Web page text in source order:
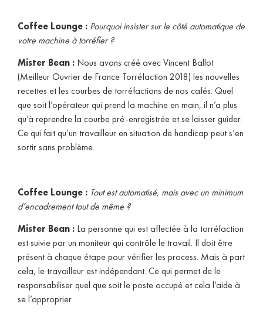
Coffee Lounge : Pourquoi insister sur le côté automatique de
votre machine à torréfier ?
Mister Bean : Nous avons créé avec Vincent Ballot
(Meilleur Ouvrier de France Torréfaction 2018) les nouvelles
recettes et les courbes de torréfactions de nos cafés. Quel
que soit l’opérateur qui prend la machine en main, il n’a plus
qu’à reprendre la courbe pré-enregistrée et se laisser guider.
Ce qui fait qu’un travailleur en situation de handicap peut s’en
sortir sans problème.
Coffee Lounge : Tout est automatisé, mais avec un minimum
d’encadrement tout de même ?
Mister Bean : La personne qui est affectée à la torréfaction
est suivie par un moniteur qui contrôle le travail. Il doit être
présent à chaque étape pour vérifier les process. Mais à part
cela, le travailleur est indépendant. Ce qui permet de le
responsabiliser quel que soit le poste occupé et cela l’aide à
se l’approprier.